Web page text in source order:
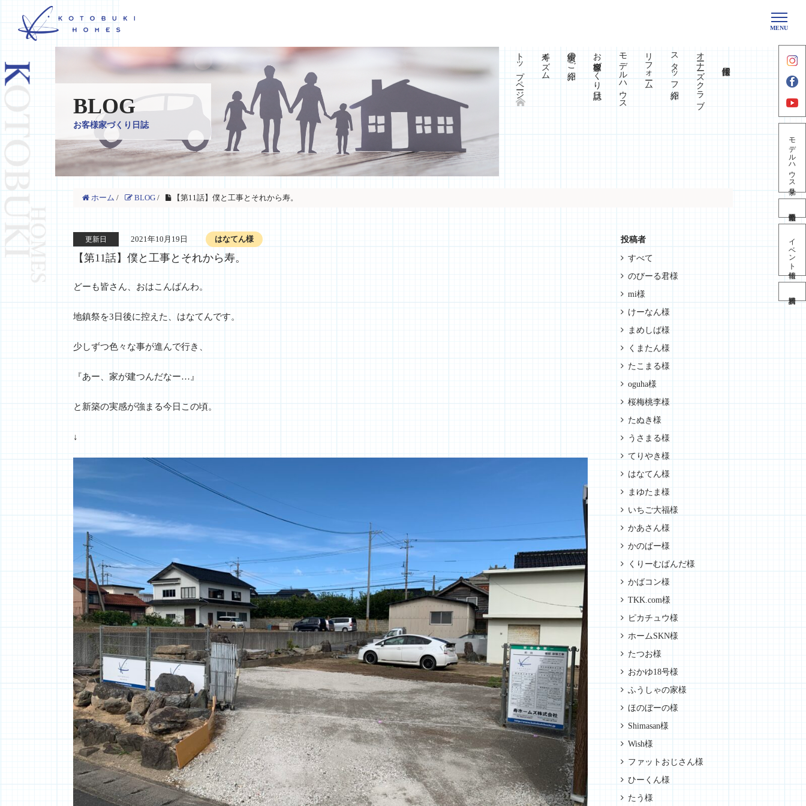
MENU
モデルハウス見学
イベント情報
トップページ 寿イズム 実績のご紹介 お客様家づくり日誌 モデルハウス リフォーム スタッフ紹介 オーナーズクラブ
BLOG
お客様家づくり日誌
ホーム / BLOG / 【第11話】僕と工事とそれから寿。
更新日 2021年10月19日 はなてん様
【第11話】僕と工事とそれから寿。
どーも皆さん、おはこんばんわ。
地鎮祭を3日後に控えた、はなてんです。
少しずつ色々な事が進んで行き、
『あー、家が建つんだなー…』
と新築の実感が強まる今日この頃。
↓
投稿者
すべて
のびーる君様
mi様
けーなん様
まめしば様
くまたん様
たこまる様
oguha様
桜梅桃李様
たぬき様
うさまる様
てりやき様
はなてん様
まゆたま様
いちご大福様
かあさん様
かのぱー様
くりーむぱんだ様
かばコン様
TKK.com様
ピカチュウ様
ホームSKN様
たつお様
おかゆ18号様
ふうしゃの家様
ほのぼーの様
Shimasan様
Wish様
ファットおじさん様
ひーくん様
たう様